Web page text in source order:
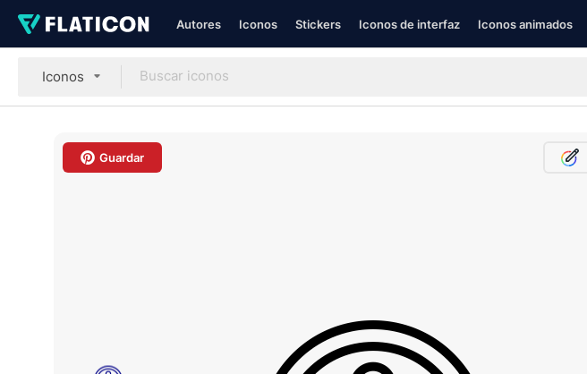
Autores Iconos Stickers Iconos de interfaz Iconos animados
Iconos
Guardar